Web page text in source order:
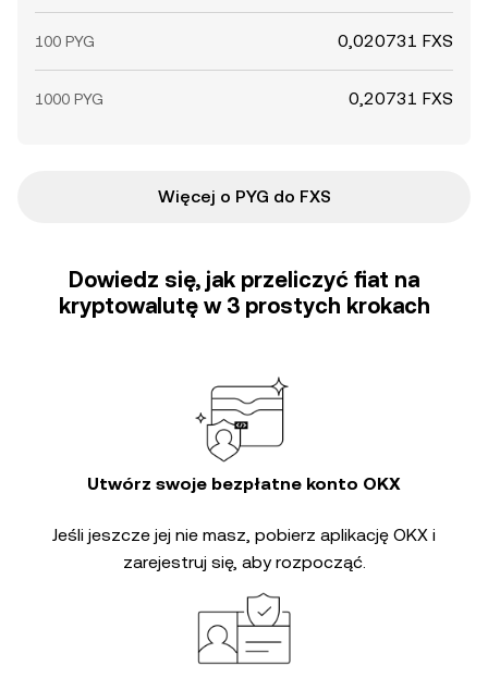
100 PYG 0,020731 FXS
1000 PYG 0,20731 FXS
Więcej o PYG do FXS
Dowiedz się, jak przeliczyć fiat na
kryptowalutę w 3 prostych krokach
Utwórz swoje bezpłatne konto OKX
Jeśli jeszcze jej nie masz, pobierz aplikację OKX i
zarejestruj się, aby rozpocząć.